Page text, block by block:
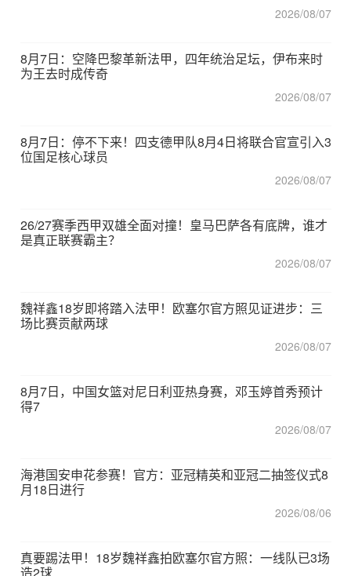
2026/08/07
8月7日：空降巴黎革新法甲，四年统治足坛，伊布来时
为王去时成传奇
2026/08/07
8月7日：停不下来！四支德甲队8月4日将联合官宣引入3
位国足核心球员
2026/08/07
26/27赛季西甲双雄全面对撞！皇马巴萨各有底牌，谁才
是真正联赛霸主？
2026/08/07
魏祥鑫18岁即将踏入法甲！欧塞尔官方照见证进步：三
场比赛贡献两球
2026/08/07
8月7日，中国女篮对尼日利亚热身赛，邓玉婷首秀预计
得7
2026/08/07
海港国安申花参赛！官方：亚冠精英和亚冠二抽签仪式8
月18日进行
2026/08/06
真要踢法甲！18岁魏祥鑫拍欧塞尔官方照：一线队已3场